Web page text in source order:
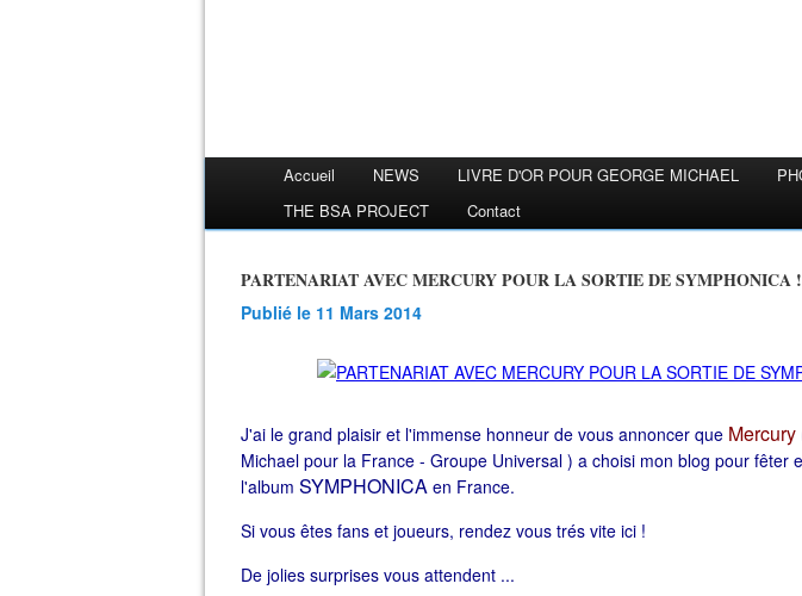
Accueil NEWS LIVRE D'OR POUR GEORGE MICHAEL
THE BSA PROJECT
Contact
PARTENARIAT AVEC MERCURY POUR LA SORTIE DE SYMPHONICA !
Publié le 11 Mars 2014
J'ai le grand plaisir et l'immense honneur de vous annoncer que Mercury
Michael pour la France - Groupe Universal ) a choisi mon blog pour fêter
l'album SYMPHONICA en France.
Si vous êtes fans et joueurs, rendez vous trés vite ici !
De jolies surprises vous attendent ...